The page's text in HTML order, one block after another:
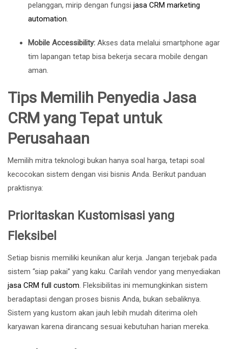
pelanggan, mirip dengan fungsi jasa CRM marketing
automation.
Mobile Accessibility: Akses data melalui smartphone agar
tim lapangan tetap bisa bekerja secara mobile dengan
aman.
Tips Memilih Penyedia Jasa
CRM yang Tepat untuk
Perusahaan
Memilih mitra teknologi bukan hanya soal harga, tetapi soal
kecocokan sistem dengan visi bisnis Anda. Berikut panduan
praktisnya:
Prioritaskan Kustomisasi yang
Fleksibel
Setiap bisnis memiliki keunikan alur kerja. Jangan terjebak pada
sistem “siap pakai” yang kaku. Carilah vendor yang menyediakan
jasa CRM full custom. Fleksibilitas ini memungkinkan sistem
beradaptasi dengan proses bisnis Anda, bukan sebaliknya.
Sistem yang kustom akan jauh lebih mudah diterima oleh
karyawan karena dirancang sesuai kebutuhan harian mereka.